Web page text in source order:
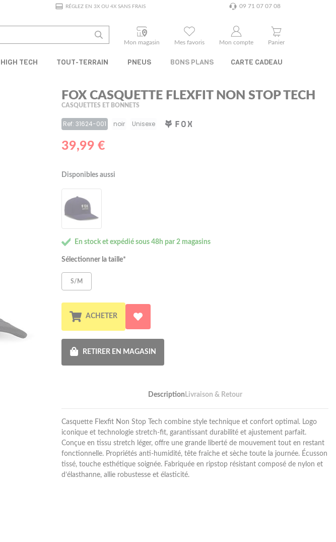
RÉGLEZ EN 3X OU 4X SANS FRAIS 09 71 07 07 08
Mon magasin
Mes favoris Mon compte Panier
HIGH TECH TOUT-TERRAIN PNEUS BONS PLANS CARTE CADEAU
FOX CASQUETTE FLEXFIT NON STOP TECH
CASQUETTES ET BONNETS
Ref: 31624-001 noir Unisexe
39,99 €
Disponibles aussi
En stock et expédié sous 48h par 2 magasins
Sélectionner la taille*
S/M
ACHETER
RETIRER EN MAGASIN
Description Livraison & Retour
Casquette Flexfit Non Stop Tech combine style technique et confort optimal. Logo
iconique et technologie stretch-fit, garantissant durabilité et ajustement parfait.
Conçue en tissu stretch léger, offre une grande liberté de mouvement tout en restant
fonctionnelle. Propriétés anti-humidité, tête fraîche et sèche toute la journée. Écusson
tissé, touche esthétique soignée. Fabriquée en ripstop résistant composé de nylon et
d’élasthanne, allie robustesse et élasticité.